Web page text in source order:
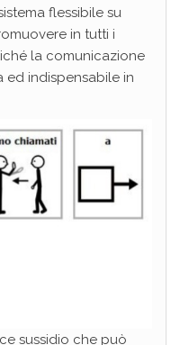
flessibile su
in tutti i
la comunicazione
ed indispensabile in
sussidio che può